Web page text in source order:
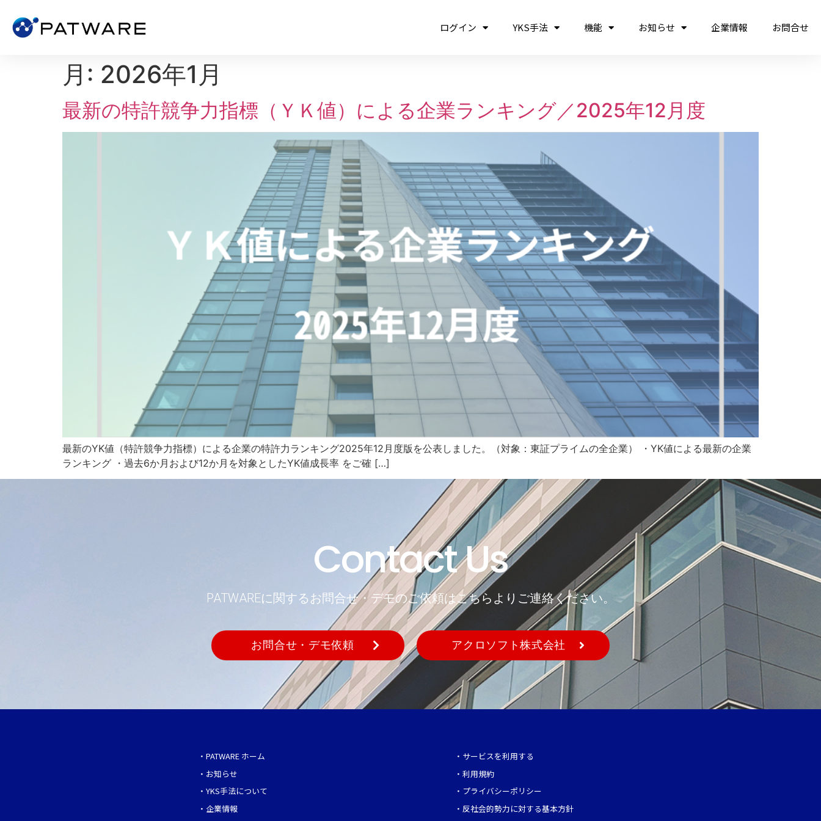
ログイン YKS手法 機能 お知らせ 企業情報 お問合せ
月: 2026年1月
最新の特許競争力指標（ＹＫ値）による企業ランキング／2025年12月度
最新のYK値（特許競争力指標）による企業の特許力ランキング2025年12月度版を公表しました。（対象：東証プライムの全企業） ・YK値による最新の企業
ランキング ・過去6か月および12か月を対象としたYK値成長率 をご確 […]
Contact Us
PATWAREに関するお問合せ・デモのご依頼はこちらよりご連絡ください。
お問合せ・デモ依頼 アクロソフト株式会社
・ PATWARE ホーム
・ お知らせ
・ YKS手法について
・ 企業情報
・ サービスを利用する
・ 利用規約
・ プライバシーポリシー
・ 反社会的勢力に対する基本方針